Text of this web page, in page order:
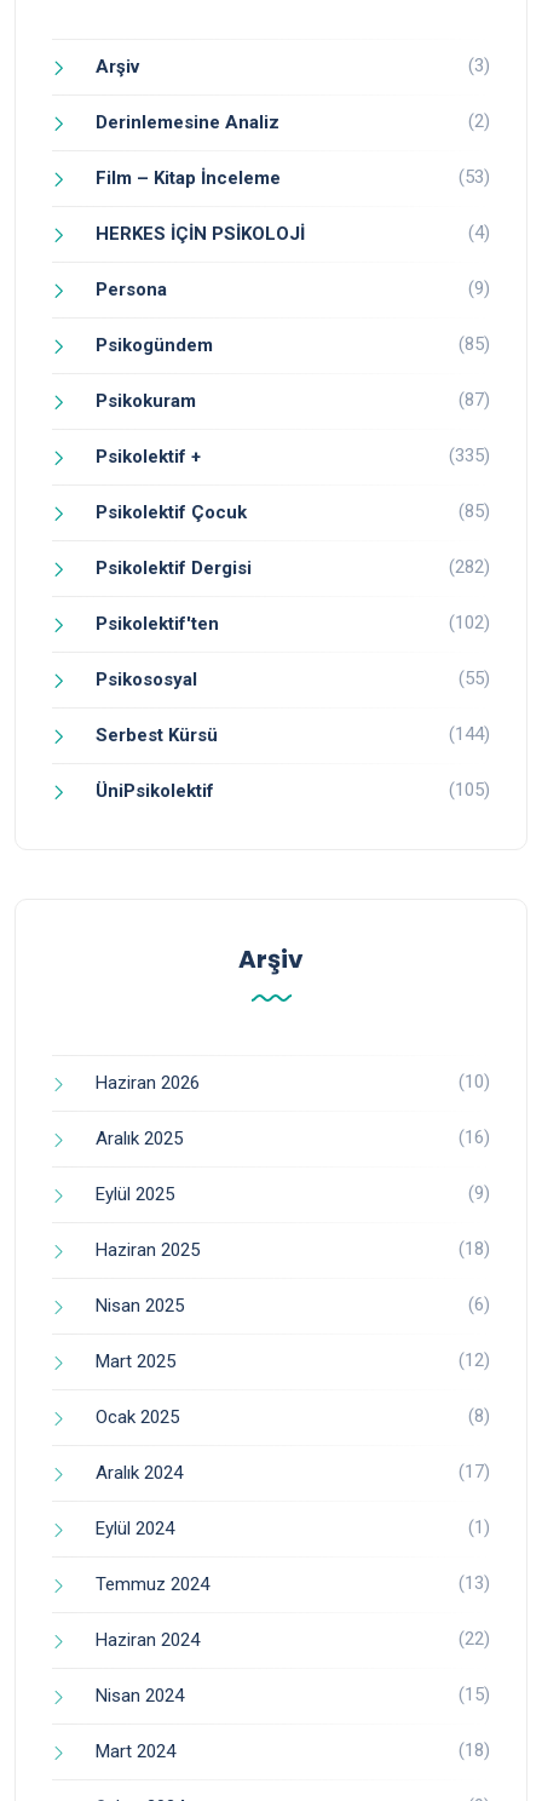
Arşiv (3)
Derinlemesine Analiz (2)
Film – Kitap İnceleme (53)
HERKES İÇİN PSİKOLOJİ (4)
Persona (9)
Psikogündem (85)
Psikokuram (87)
Psikolektif + (335)
Psikolektif Çocuk (85)
Psikolektif Dergisi (282)
Psikolektif'ten (102)
Psikososyal (55)
Serbest Kürsü (144)
ÜniPsikolektif (105)
Arşiv
Haziran 2026 (10)
Aralık 2025 (16)
Eylül 2025 (9)
Haziran 2025 (18)
Nisan 2025 (6)
Mart 2025 (12)
Ocak 2025 (8)
Aralık 2024 (17)
Eylül 2024 (1)
Temmuz 2024 (13)
Haziran 2024 (22)
Nisan 2024 (15)
Mart 2024 (18)